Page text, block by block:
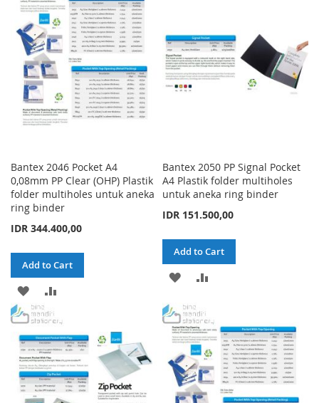
WISH
LIST
COMPARE
LIST
Bantex 2046 Pocket A4
0,08mm PP Clear (OHP) Plastik
folder multiholes untuk aneka
ring binder
IDR 344.400,00
Add to Cart
ADD
TO
WISH
LIST
COMPARE
Bantex 2050 PP Signal Pocket
A4 Plastik folder multiholes
untuk aneka ring binder
IDR 151.500,00
Add to Cart
ADD
WISH
LIST
COMPARE